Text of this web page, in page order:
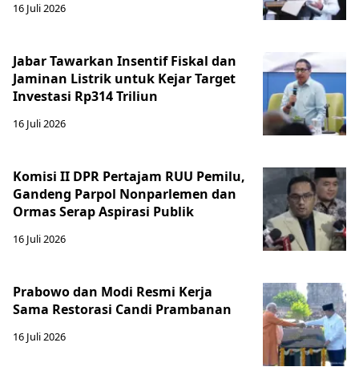
16 Juli 2026
Jabar Tawarkan Insentif Fiskal dan
Jaminan Listrik untuk Kejar Target
Investasi Rp314 Triliun
16 Juli 2026
Komisi II DPR Pertajam RUU Pemilu,
Gandeng Parpol Nonparlemen dan
Ormas Serap Aspirasi Publik
16 Juli 2026
Prabowo dan Modi Resmi Kerja
Sama Restorasi Candi Prambanan
16 Juli 2026